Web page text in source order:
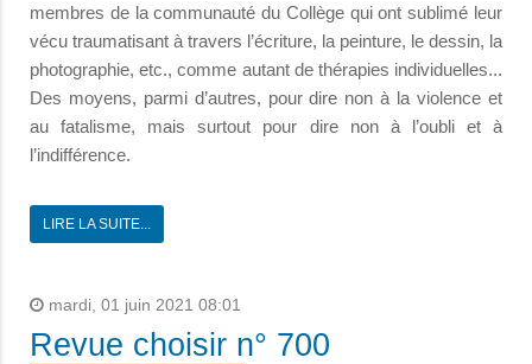
membres de la communauté du Collège qui ont sublimé leur
vécu traumatisant à travers l’écriture, la peinture, le dessin, la
photographie, etc., comme autant de thérapies individuelles...
Des moyens, parmi d’autres, pour dire non à la violence et
au fatalisme, mais surtout pour dire non à l’oubli et à
l’indifférence.
LIRE LA SUITE...
mardi, 01 juin 2021 08:01
Revue choisir n° 700